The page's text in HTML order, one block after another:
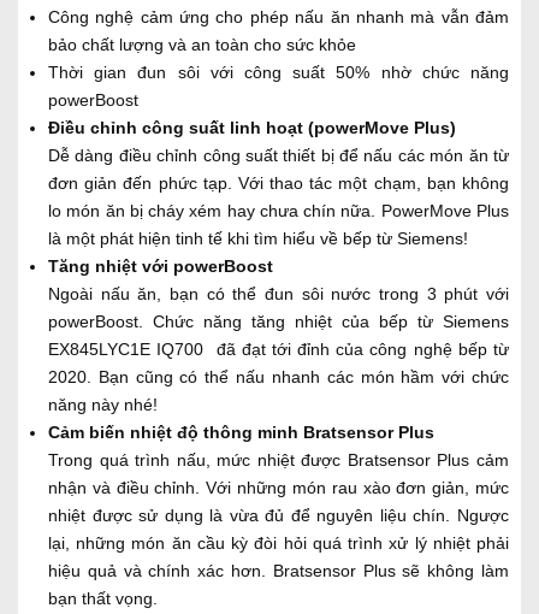
Công nghệ cảm ứng cho phép nấu ăn nhanh mà vẫn đảm
bảo chất lượng và an toàn cho sức khỏe
Thời gian đun sôi với công suất 50% nhờ chức năng
powerBoost
Điều chỉnh công suất linh hoạt (powerMove Plus)
Dễ dàng điều chỉnh công suất thiết bị để nấu các món ăn từ
đơn giản đến phức tạp. Với thao tác một chạm, bạn không
lo món ăn bị cháy xém hay chưa chín nữa. PowerMove Plus
là một phát hiện tinh tế khi tìm hiểu về bếp từ Siemens!
Tăng nhiệt với powerBoost
Ngoài nấu ăn, bạn có thể đun sôi nước trong 3 phút với
powerBoost. Chức năng tăng nhiệt của bếp từ Siemens
EX845LYC1E IQ700 đã đạt tới đỉnh của công nghệ bếp từ
2020. Bạn cũng có thể nấu nhanh các món hầm với chức
năng này nhé!
Cảm biến nhiệt độ thông minh Bratsensor Plus
Trong quá trình nấu, mức nhiệt được Bratsensor Plus cảm
nhận và điều chỉnh. Với những món rau xào đơn giản, mức
nhiệt được sử dụng là vừa đủ để nguyên liệu chín. Ngược
lại, những món ăn cầu kỳ đòi hỏi quá trình xử lý nhiệt phải
hiệu quả và chính xác hơn. Bratsensor Plus sẽ không làm
bạn thất vọng.